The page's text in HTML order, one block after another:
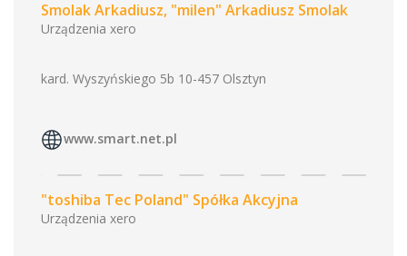
Smolak Arkadiusz, "milen" Arkadiusz Smolak
Urządzenia xero
kard. Wyszyńskiego 5b 10-457 Olsztyn
www.smart.net.pl
"toshiba Tec Poland" Spółka Akcyjna
Urządzenia xero